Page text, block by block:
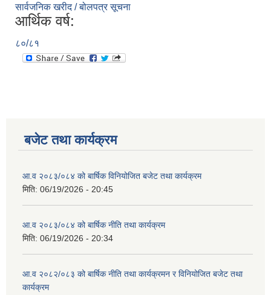
सार्वजनिक खरीद / बोलपत्र सूचना
आर्थिक वर्ष:
८०/८१
बजेट तथा कार्यक्रम
आ.व २०८३/०८४ को बार्षिक विनियोजित बजेट तथा कार्यक्रम
मिति: 06/19/2026 - 20:45
आ.व २०८३/०८४ को बार्षिक नीति तथा कार्यक्रम
मिति: 06/19/2026 - 20:34
आ.व २०८२/०८३ को बार्षिक नीति तथा कार्यक्रमन र विनियोजित बजेट तथा
कार्यक्रम